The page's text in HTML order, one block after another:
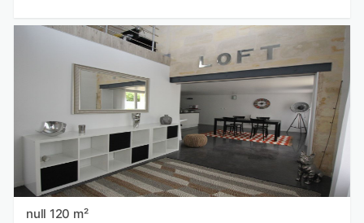
null 120 m²